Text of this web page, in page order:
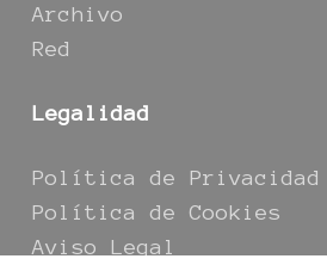
Archivo
Red
Legalidad
Política de Privacidad
Política de Cookies
Aviso Legal